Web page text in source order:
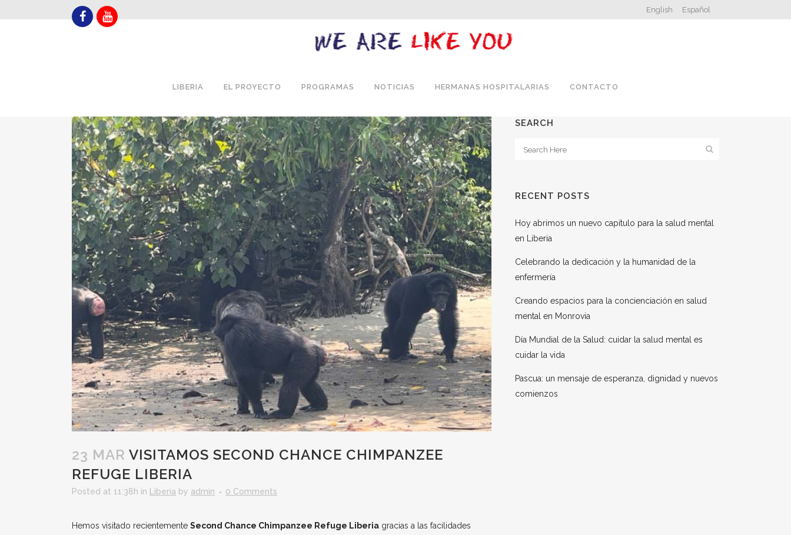
English Español
LIBERIA EL PROYECTO PROGRAMAS NOTICIAS HERMANAS HOSPITALARIAS CONTACTO
23 MAR VISITAMOS SECOND CHANCE CHIMPANZEE
REFUGE LIBERIA
Posted at 11:38h in Liberia by admin 0 Comments
Hemos visitado recientemente Second Chance Chimpanzee Refuge Liberia gracias a las facilidades
SEARCH
RECENT POSTS
Hoy abrimos un nuevo capítulo para la salud mental
en Liberia
Celebrando la dedicación y la humanidad de la
enfermería
Creando espacios para la concienciación en salud
mental en Monrovia
Día Mundial de la Salud: cuidar la salud mental es
cuidar la vida
Pascua: un mensaje de esperanza, dignidad y nuevos
comienzos